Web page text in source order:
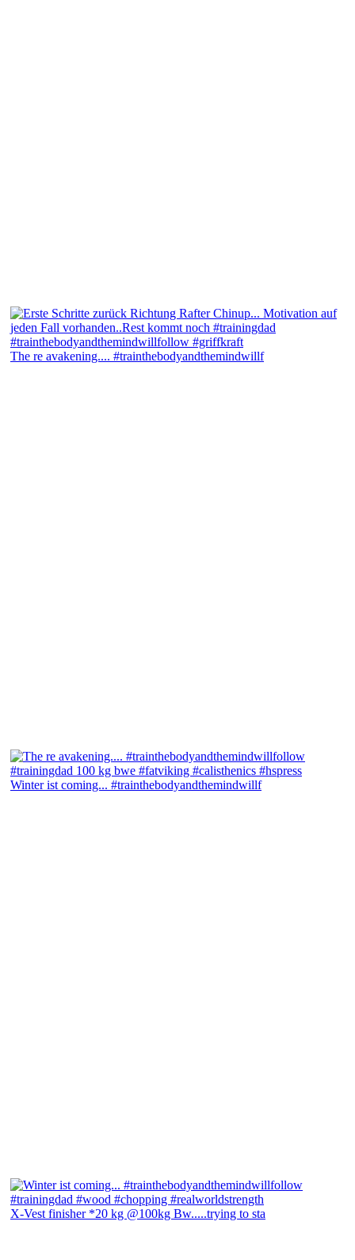
The re avakening.... #trainthebodyandthemindwillf
Winter ist coming... #trainthebodyandthemindwillf
X-Vest finisher *20 kg @100kg Bw.....trying to sta